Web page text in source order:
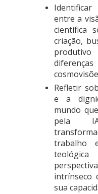
entre a
científica
criação,
Refletir
e a
mundo
pela
trabalho
intrínseco
sua